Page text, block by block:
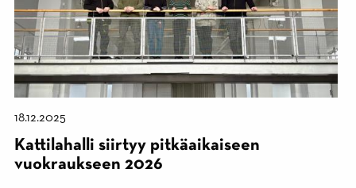
18.12.2025
Kattilahalli siirtyy pitkäaikaiseen
vuokraukseen 2026